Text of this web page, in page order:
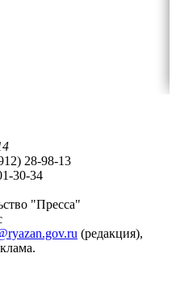
28-98-13
30-34
"Пресса"
(редакция),